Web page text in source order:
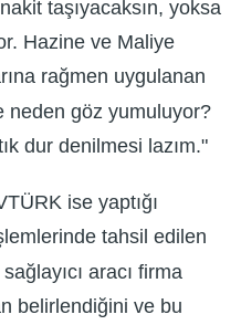
taşıyacaksın, yoksa
Hazine ve Maliye
rağmen uygulanan
neden göz yumuluyor?
dur denilmesi lazım."
ise yaptığı
tahsil edilen
aracı firma
belirlendiğini ve bu